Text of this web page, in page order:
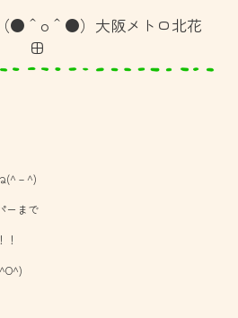
●＾o＾●）大阪メトロ北花
田
(^－^)
ーまで